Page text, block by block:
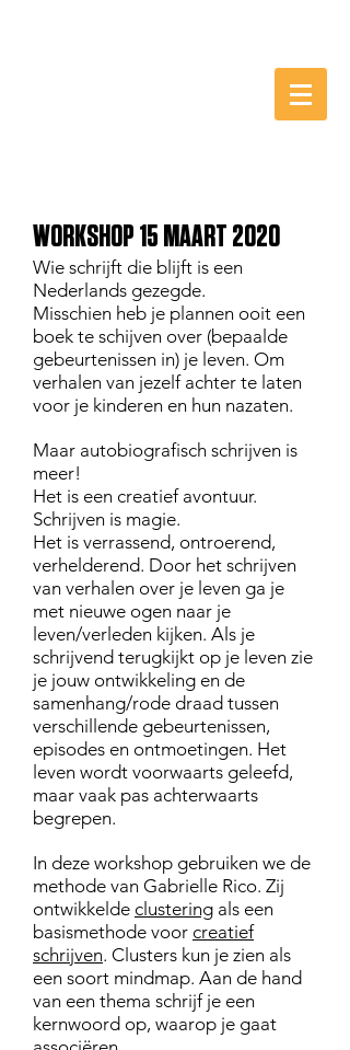
WORKSHOP 15 MAART 2020
Wie schrijft die blijft is een
Nederlands gezegde.
Misschien heb je plannen ooit een
boek te schijven over (bepaalde
gebeurtenissen in) je leven. Om
verhalen van jezelf achter te laten
voor je kinderen en hun nazaten.
Maar autobiografisch schrijven is
meer!
Het is een creatief avontuur.
Schrijven is magie.
Het is verrassend, ontroerend,
verhelderend. Door het schrijven
van verhalen over je leven ga je
met nieuwe ogen naar je
leven/verleden kijken. Als je
schrijvend terugkijkt op je leven zie
je jouw ontwikkeling en de
samenhang/rode draad tussen
verschillende gebeurtenissen,
episodes en ontmoetingen. Het
leven wordt voorwaarts geleefd,
maar vaak pas achterwaarts
begrepen.
In deze workshop gebruiken we de
methode van Gabrielle Rico. Zij
ontwikkelde clustering als een
basismethode voor creatief
schrijven. Clusters kun je zien als
een soort mindmap. Aan de hand
van een thema schrijf je een
kernwoord op, waarop je gaat